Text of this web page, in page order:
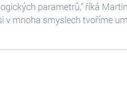
parametrů,” říká
v mnoha smyslech tvoříme